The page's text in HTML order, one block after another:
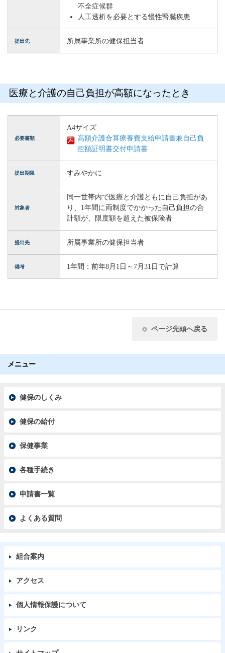
不全症候群
人工透析を必要とする慢性腎臓疾患
提出先 所属事業所の健保担当者
医療と介護の自己負担が高額になったとき
必要書類
A4サイズ
高額介護合算療養費支給申請書兼自己負
担額証明書交付申請書
提出期限 すみやかに
対象者
同一世帯内で医療と介護ともに自己負担があ
り、1年間に両制度でかかった自己負担の合
計額が、限度額を超えた被保険者
提出先 所属事業所の健保担当者
備考 1年間：前年8月1日～7月31日で計算
ページ先頭へ戻る
メニュー
健保のしくみ
健保の給付
保健事業
各種手続き
申請書一覧
よくある質問
組合案内
アクセス
個人情報保護について
リンク